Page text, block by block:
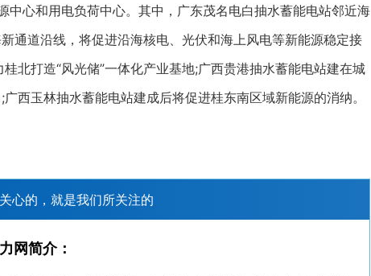
心和用电负荷中心。其中，广东茂名电白抽水蓄能电站邻近海
通道沿线，将促进沿海核电、光伏和海上风电等新能源稳定接
北打造“风光储”一体化产业基地;广西贵港抽水蓄能电站建在城
西玉林抽水蓄能电站建成后将促进桂东南区域新能源的消纳。
心的，就是我们所关注的
网简介：